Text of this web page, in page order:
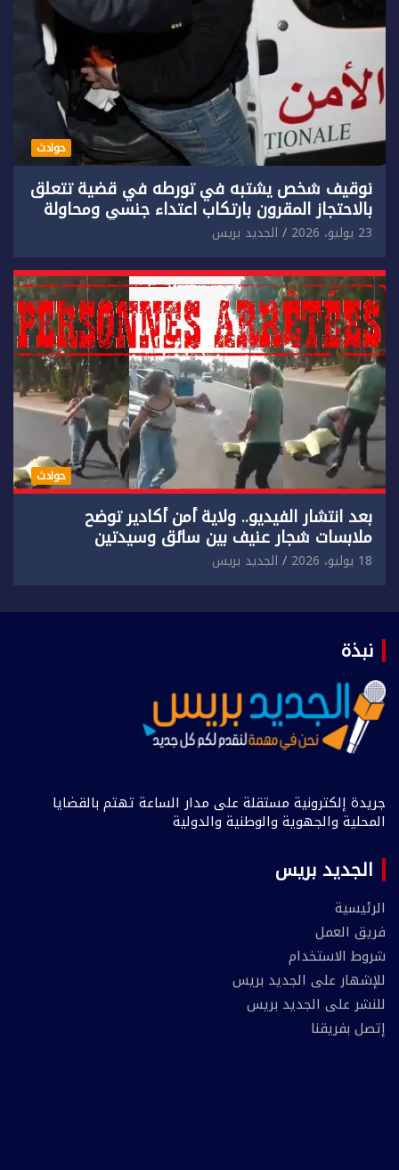
حوادث
توقيف شخص يشتبه في تورطه في قضية تتعلق
بالاحتجاز المقرون بارتكاب اعتداء جنسي ومحاولة
إضرام النار عمدا.
23 يوليو، 2026 الجديد بريس
حوادث
بعد انتشار الفيديو.. ولاية أمن أكادير توضح
ملابسات شجار عنيف بين سائق وسيدتين
18 يوليو، 2026 الجديد بريس
نبذة
جريدة إلكترونية مستقلة على مدار الساعة تهتم بالقضايا
المحلية والجهوية والوطنية والدولية
الجديد بريس
الرئيسية
فريق العمل
شروط الاستخدام
للإشهار على الجديد بريس
للنشر على الجديد بريس
إتصل بفريقنا